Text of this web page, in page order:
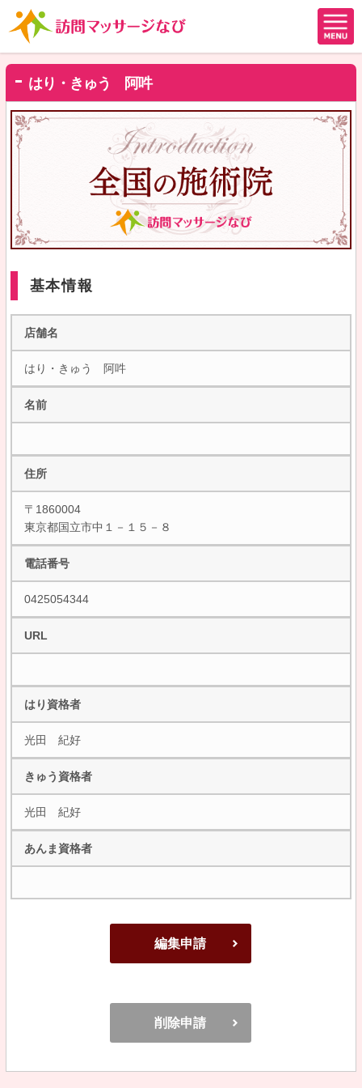
はり・きゅう 阿吽
基本情報
店舗名
はり・きゅう 阿吽
名前
住所
〒1860004
東京都国立市中１－１５－８
電話番号
0425054344
URL
はり資格者
光田 紀好
きゅう資格者
光田 紀好
あんま資格者
編集申請
削除申請